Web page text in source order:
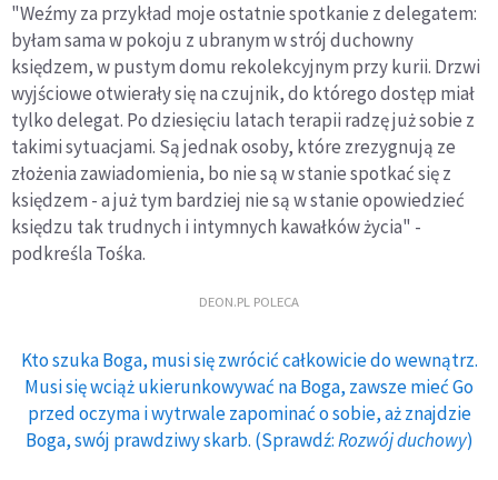
"Weźmy za przykład moje ostatnie spotkanie z delegatem:
byłam sama w pokoju z ubranym w strój duchowny
księdzem, w pustym domu rekolekcyjnym przy kurii. Drzwi
wyjściowe otwierały się na czujnik, do którego dostęp miał
tylko delegat. Po dziesięciu latach terapii radzę już sobie z
takimi sytuacjami. Są jednak osoby, które zrezygnują ze
złożenia zawiadomienia, bo nie są w stanie spotkać się z
księdzem - a już tym bardziej nie są w stanie opowiedzieć
księdzu tak trudnych i intymnych kawałków życia" -
podkreśla Tośka.
DEON.PL POLECA
Kto szuka Boga, musi się zwrócić całkowicie do wewnątrz.
Musi się wciąż ukierunkowywać na Boga, zawsze mieć Go
przed oczyma i wytrwale zapominać o sobie, aż znajdzie
Boga, swój prawdziwy skarb. (Sprawdź:Rozwój duchowy)